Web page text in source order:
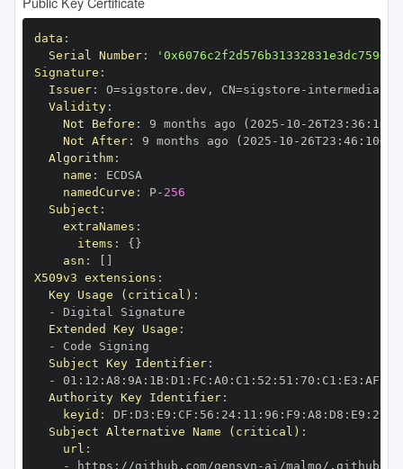
data :
Serial Number:
Signature :
Issuer: O=sigstore.dev , CN=sigstore -
Validity:
Not Before : 9 months ago (2025 - 10 - 26T23 : 36 :
Not After: 9 months ago (2025 - 10 - 26T23 : 46 : 10+00
Algorithm:
name :
namedCurve : P- 256
Subject :
extraNames :
items : { }
asn :
X509v3 extensions :
Key Usage (critical) :
-
Extended Key Usage :
-
Subject Key Identifier:
-
01 : 12 : A8 : 9A : 1B: D1 : FC : A0 : C1 : 52 : 51 : 70 : C1 : E3 : AF
Authority Key Identifier:
keyid : DF : D3 : E9 : CF : 56 : 24: 11 : 96 : F9 : A8 : D8 : E9 : 28
Subject Alternative Name (critical) :
url :
-
https : //github.com/gensyn -